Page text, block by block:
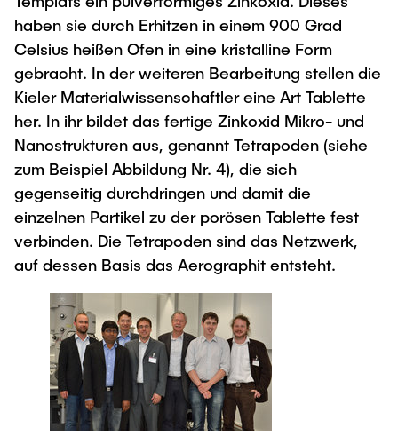
haben sie durch Erhitzen in einem 900 Grad
Celsius heißen Ofen in eine kristalline Form
gebracht. In der weiteren Bearbeitung stellen die
Kieler Materialwissenschaftler eine Art Tablette
her. In ihr bildet das fertige Zinkoxid Mikro- und
Nanostrukturen aus, genannt Tetrapoden (siehe
zum Beispiel Abbildung Nr. 4), die sich
gegenseitig durchdringen und damit die
einzelnen Partikel zu der porösen Tablette fest
verbinden. Die Tetrapoden sind das Netzwerk,
auf dessen Basis das Aerographit entsteht.